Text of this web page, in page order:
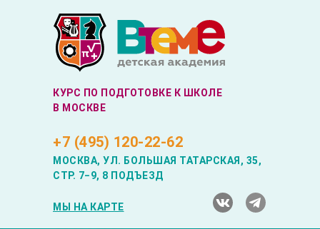
+7 (495) 120-22-62
МЫ НА КАРТЕ
МОСКВА, УЛ. БОЛЬШАЯ ТАТАРСКАЯ, 35,
СТР. 7−9, 8 ПОДЪЕЗД
КУРС ПО ПОДГОТОВКЕ К ШКОЛЕ
В МОСКВЕ